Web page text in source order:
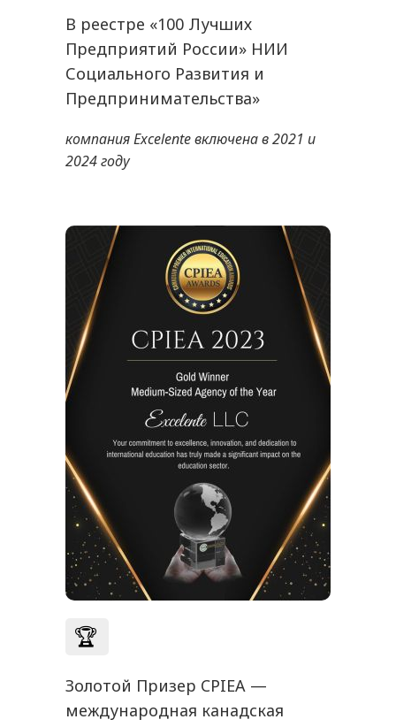
В реестре «100 Лучших
Предприятий России» НИИ
Социального Развития и
Предпринимательства»
компания Excelente включена в 2021 и
2024 году
🏆
Золотой Призер CPIEA —
международная канадская